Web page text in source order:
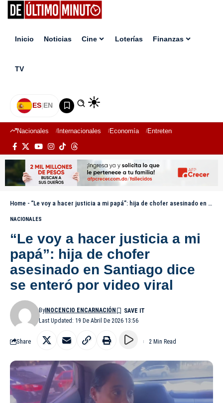
Inicio Noticias Cine Loterías Finanzas
TV
ES|EN
Nacionales Internacionales Economía Entretenimiento
Home - “Le voy a hacer justicia a mi papá”: hija de chofer asesinado en Santiago dice se enteró por video viral
NACIONALES
“Le voy a hacer justicia a mi
papá”: hija de chofer
asesinado en Santiago dice
se enteró por video viral
Last Updated: 19 De Abril De 2026 13:56
ByINOCENCIO ENCARNACIÓN
Share 2 Min Read